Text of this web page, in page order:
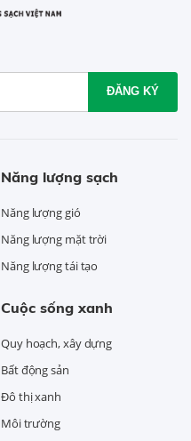
ĐĂNG KÝ
Năng lượng sạch
Năng lượng gió
Năng lượng mặt trời
Năng lượng tái tạo
Cuộc sống xanh
Quy hoạch, xây dựng
Bất động sản
Đô thị xanh
Môi trường